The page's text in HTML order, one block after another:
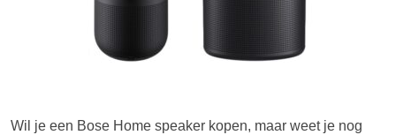
Wil je een Bose Home speaker kopen, maar weet je nog